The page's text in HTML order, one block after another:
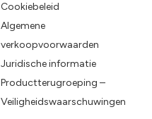
Cookiebeleid
Algemene
verkoopvoorwaarden
Juridische informatie
Productterugroeping –
Veiligheidswaarschuwingen